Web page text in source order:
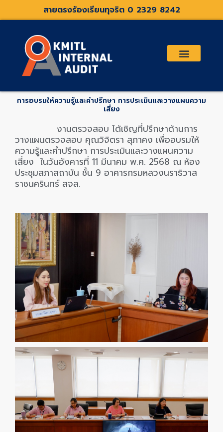
สายตรงร้องเรียนทุจริต 0 2329 8242
การอบรมให้ความรู้และคำปรึกษา การประเมินและวางแผนความ
เสี่ยง
งานตรวจสอบ ได้เชิญที่ปรึกษาด้านการ
วางแผนตรวจสอบ คุณวิจิตรา สุภาคง เพื่ออบรมให้
ความรู้และคำปรึกษา การประเมินและวางแผนความ
เสี่ยง ในวันอังคารที่ 11 มีนาคม พ.ศ. 2568 ณ ห้อง
ประชุมสภาสถาบัน ชั้น 9 อาคารกรมหลวงนราธิวาส
ราชนครินทร์ สจล.